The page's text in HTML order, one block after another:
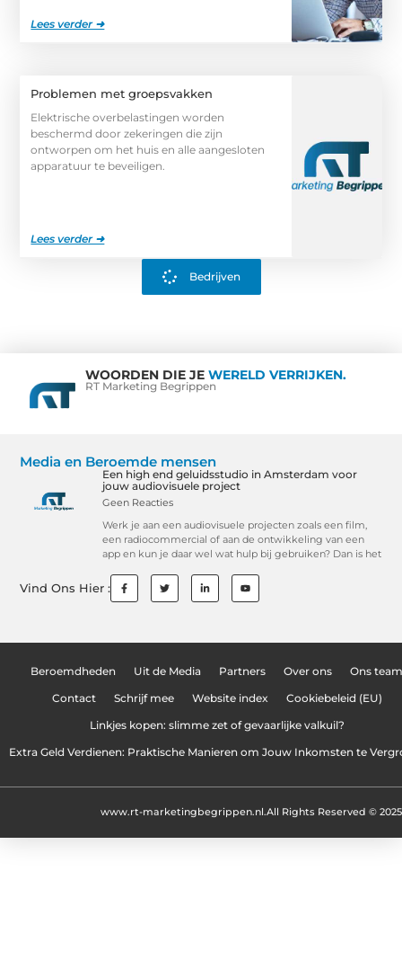
Lees verder ➜
Problemen met groepsvakken
Elektrische overbelastingen worden
beschermd door zekeringen die zijn
ontworpen om het huis en alle aangesloten
apparatuur te beveiligen.
Lees verder ➜
Bedrijven
WOORDEN DIE JE WERELD VERRIJKEN.
RT Marketing Begrippen
Media en Beroemde mensen
Een high end geluidsstudio in Amsterdam voor
jouw audiovisuele project
Geen Reacties
Werk je aan een audiovisuele projecten zoals een film,
een radiocommercial of aan de ontwikkeling van een
app en kun je daar wel wat hulp bij gebruiken? Dan is het
Vind Ons Hier :
Beroemdheden Uit de Media Partners Over ons Ons team
Contact Schrijf mee Website index Cookiebeleid (EU)
Linkjes kopen: slimme zet of gevaarlijke valkuil?
Extra Geld Verdienen: Praktische Manieren om Jouw Inkomsten te
All Rights Reserved © 2025
www.rt-marketingbegrippen.nl.